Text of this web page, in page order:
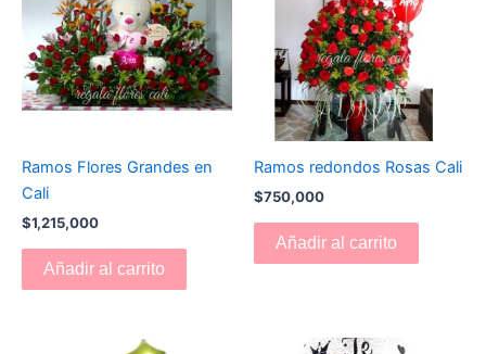
Ramos Flores Grandes en
Cali
$1,215,000
Añadir al carrito
Ramos redondos Rosas Cali
$750,000
Añadir al carrito